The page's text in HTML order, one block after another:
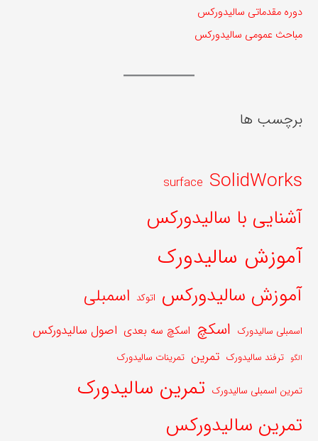
دوره مقدماتی سالیدورکس
مباحث عمومی سالیدورکس
برچسب ها
SolidWorks
surface
آشنایی با سالیدورکس
آموزش سالیدورک
آموزش سالیدورکس اتوکد اسمبلی
اسمبلی سالیدورک اسکچ اسکچ سه بعدی اصول سالیدورکس
الگو ترفند سالیدورک تمرین تمرینات سالیدورک
تمرین اسمبلی سالیدورک تمرین سالیدورک
تمرین سالیدورکس